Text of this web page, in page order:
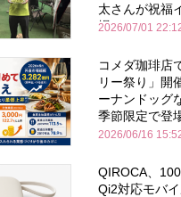
太さんが祝福
場
2026/07/01
コメダ珈琲店
リー祭り」
ーナンドッグ
季節限定で登
2026/06/16
QIROCA、
Qi2対応モバ